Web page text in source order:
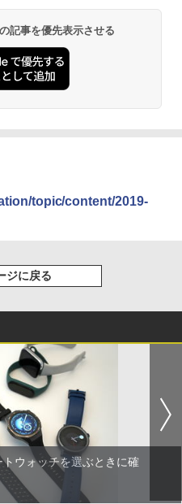
記事を優先表示させる
topic/content/2019-
ジに戻る
ウォッチを選ぶときに確